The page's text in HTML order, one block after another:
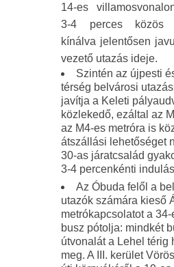
14-es
3-4 perces közös
kínálva jelentősen
vezető utazás ideje.
Szintén az újpesti
térség belvárosi
javítja a Keleti
közlekedő, ezáltal az
az M4-es metróra is
átszállási lehetőséget
30-as járatcsalád
3-4 percenkénti
Az Óbuda felől a
utazók számára kieső
metrókapcsolatot a
busz pótolja: mindkét
útvonalát a Lehel térig
meg. A III. kerület